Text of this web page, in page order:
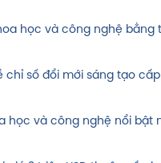
học và công nghệ bằng
chỉ số đổi mới sáng tạo
học và công nghệ nổi bật